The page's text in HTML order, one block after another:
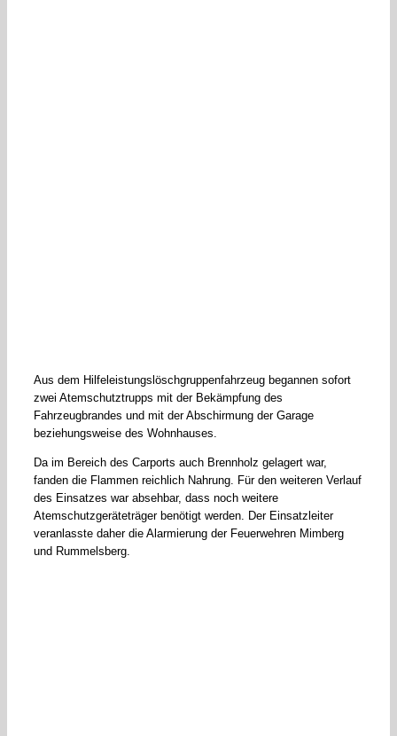
Aus dem Hilfeleistungslöschgruppenfahrzeug begannen sofort
zwei Atemschutztrupps mit der Bekämpfung des
Fahrzeugbrandes und mit der Abschirmung der Garage
beziehungsweise des Wohnhauses.
Da im Bereich des Carports auch Brennholz gelagert war,
fanden die Flammen reichlich Nahrung. Für den weiteren Verlauf
des Einsatzes war absehbar, dass noch weitere
Atemschutzgeräteträger benötigt werden. Der Einsatzleiter
veranlasste daher die Alarmierung der Feuerwehren Mimberg
und Rummelsberg.